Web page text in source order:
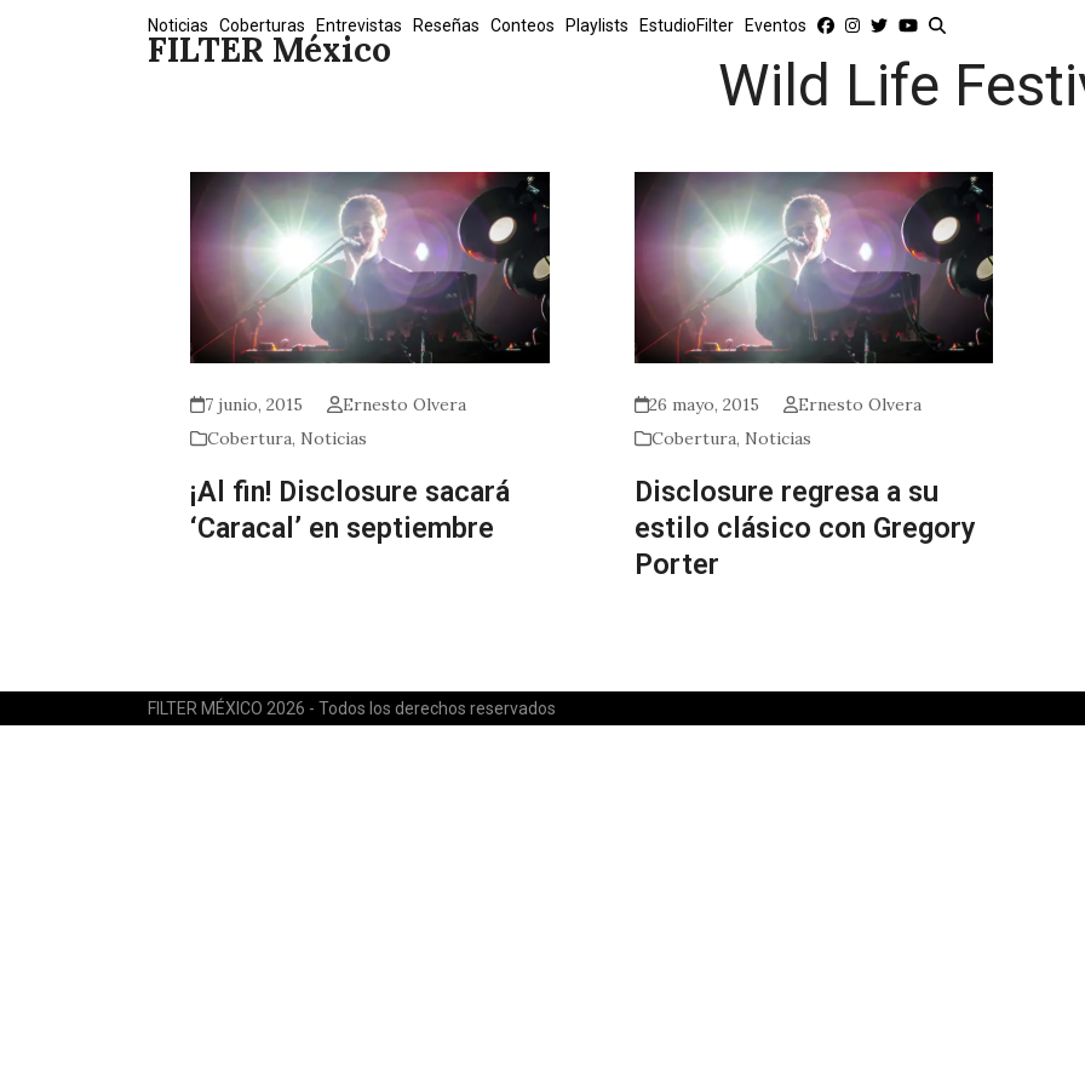
FILTER México
Noticias Coberturas Entrevistas Reseñas Conteos Playlists EstudioFilter Eventos
Wild Life
7 junio, 2015
Ernesto Olvera
Cobertura, Noticias
¡Al fin! Disclosure sacará
‘Caracal’ en septiembre
26 mayo, 2015
Ernesto Olvera
Cobertura, Noticias
Disclosure regresa a su
estilo clásico con Gregory
Porter
FILTER MÉXICO 2026 - Todos los derechos reservados